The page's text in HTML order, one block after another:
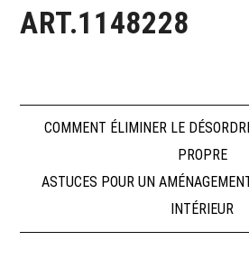
ART.1148228
Navigation
de
l’article
COMMENT ÉLIMINER LE
PROPRE
ASTUCES POUR UN
INTÉRIEUR